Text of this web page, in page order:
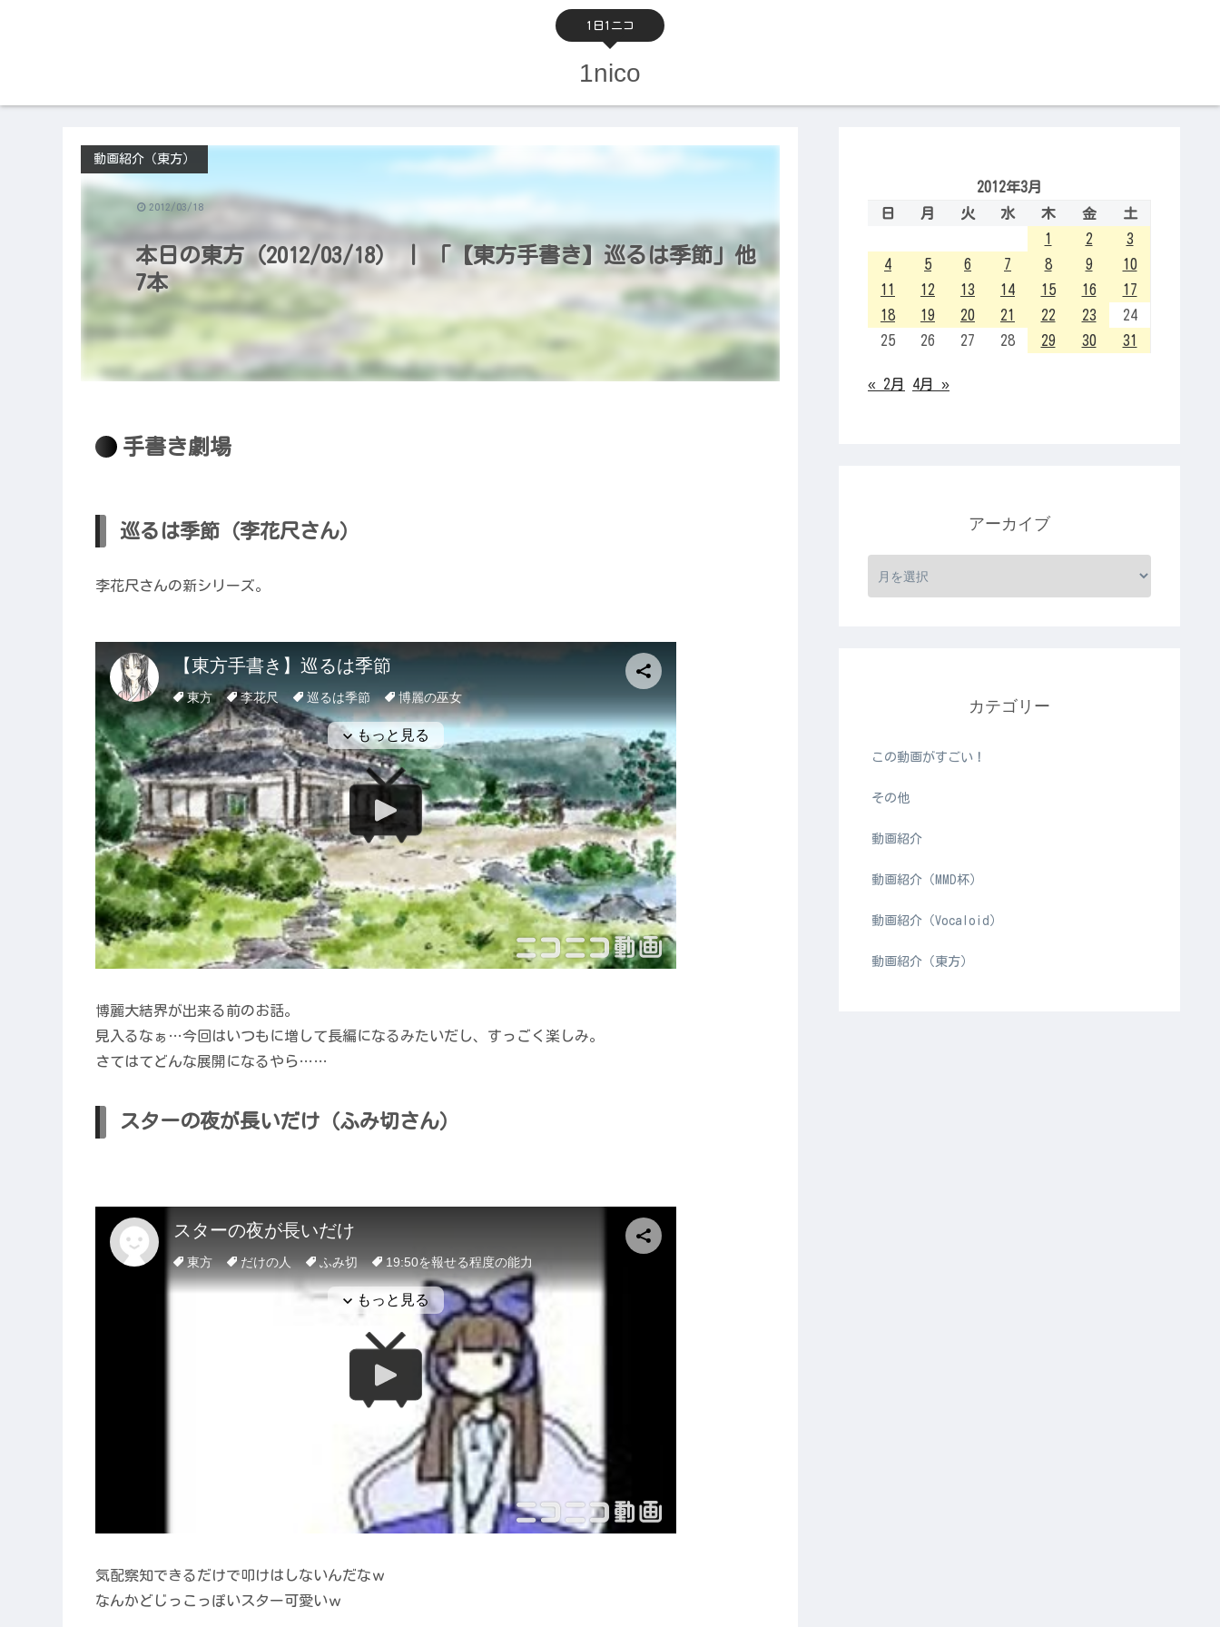
1日1ニコ
1nico
本日の東方（2012/03/18） | 「【東方手書き】巡るは季節」他
7本
動画紹介（東方）
2012/03/18
手書き劇場
巡るは季節（李花尺さん）
李花尺さんの新シリーズ。
博麗大結界が出来る前のお話。
見入るなぁ…今回はいつもに増して長編になるみたいだし、すっごく楽しみ。
さてはてどんな展開になるやら……
スターの夜が長いだけ（ふみ切さん）
気配察知できるだけで叩けはしないんだなｗ
なんかどじっこっぽいスター可愛いｗ
2012年3月
日
月 火 水 木 金
土
1
2
3
4
5 6 7 8 9
10
11
12 13 14 15 16
17
18
19 20 21 22 23
24
25
26 27 28 29 30 31
« 2月 4月 »
アーカイブ
カテゴリー
この動画がすごい！
その他
動画紹介
動画紹介（MMD杯）
動画紹介（Vocaloid）
動画紹介（東方）